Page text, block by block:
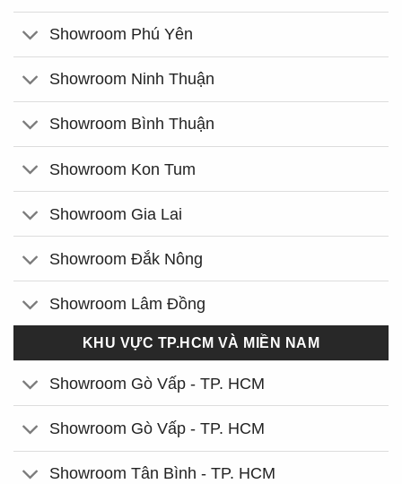
Showroom Phú Yên
Showroom Ninh Thuận
Showroom Bình Thuận
Showroom Kon Tum
Showroom Gia Lai
Showroom Đắk Nông
Showroom Lâm Đồng
KHU VỰC TP.HCM VÀ MIỀN NAM
Showroom Gò Vấp - TP. HCM
Showroom Gò Vấp - TP. HCM
Showroom Tân Bình - TP. HCM